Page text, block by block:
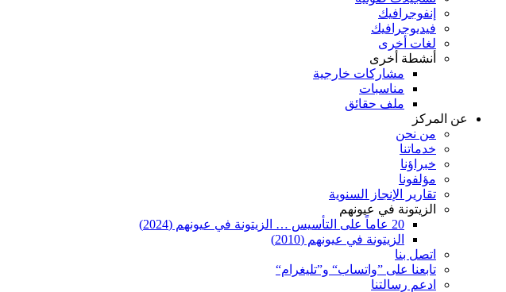
إنفوجرافيك
فيديوجرافيك
لغات أخرى
أنشطة أخرى
مشاركات خارجية
مناسبات
ملف حقائق
عن المركز
من نحن
خدماتنا
خبراؤنا
مؤلفونا
تقارير الإنجاز السنوية
الزيتونة في عيونهم
20 عاماً على التأسيس … الزيتونة في عيونهم (2024)
الزيتونة في عيونهم (2010)
اتصل بنا
تابعنا على ”واتساب“ و”تليغرام“
ادعم رسالتنا